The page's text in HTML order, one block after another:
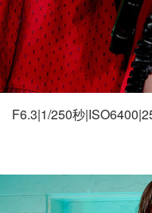
F6.3|1/250秒